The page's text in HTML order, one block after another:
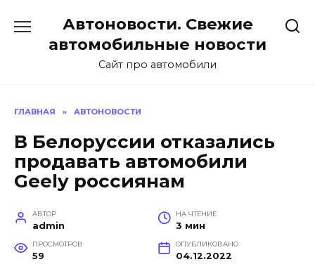
содержанию
Автоновости. Свежие
автомобильные новости
Сайт про автомобили
ГЛАВНАЯ » АВТОНОВОСТИ
В Белоруссии отказались
продавать автомобили
Geely россиянам
АВТОР
admin
НА ЧТЕНИЕ
3 мин
ПРОСМОТРОВ
59
ОПУБЛИКОВАНО
04.12.2022